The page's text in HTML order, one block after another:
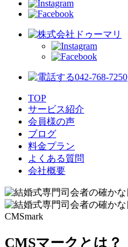
042-768-7250
TOP
サービス紹介
会員様の声
ブログ
料金プラン
よくある質問
会社概要
CMSmark
CMSマークとは？